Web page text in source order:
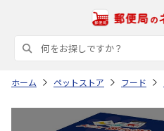
ホーム ペットストア フード